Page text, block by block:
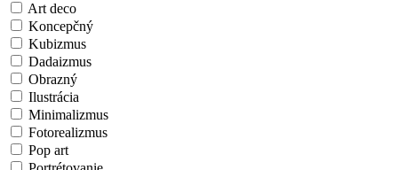
Art deco
Koncepčný
Kubizmus
Dadaizmus
Obrazný
Ilustrácia
Minimalizmus
Fotorealizmus
Pop art